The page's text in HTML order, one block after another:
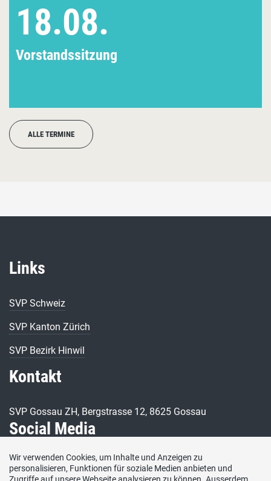
18.08.
Vorstandssitzung
ALLE TERMINE
Links
SVP Schweiz
SVP Kanton Zürich
SVP Bezirk Hinwil
Kontakt
SVP Gossau ZH, Bergstrasse 12, 8625 Gossau
Social Media
Besuchen Sie uns bei:
Wir verwenden Cookies, um Inhalte und Anzeigen zu
personalisieren, Funktionen für soziale Medien anbieten und